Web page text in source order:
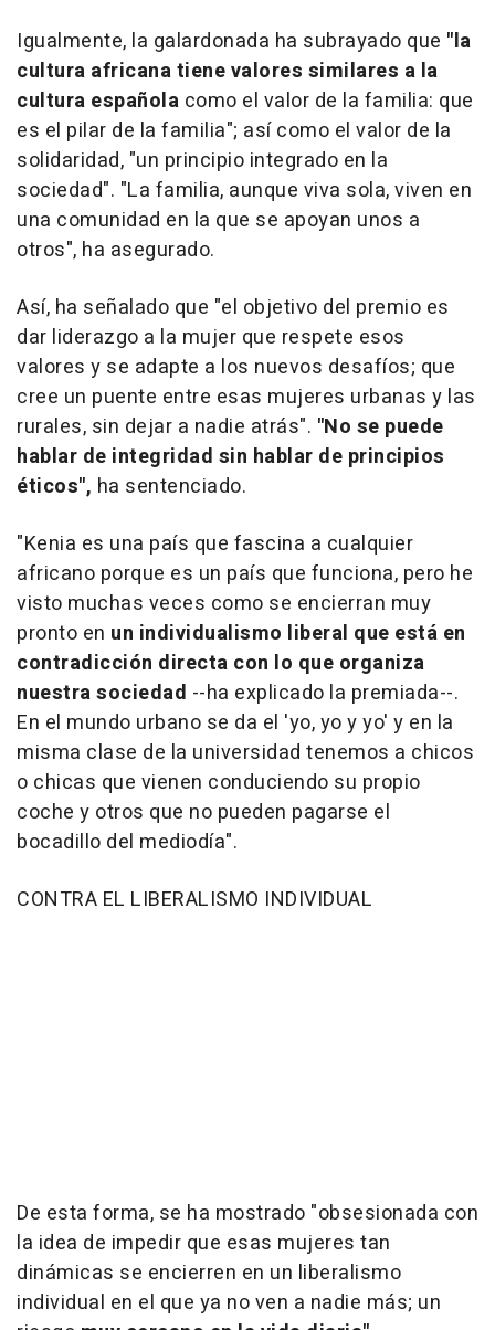
Igualmente, la galardonada ha subrayado que "la
cultura africana tiene valores similares a la
cultura española como el valor de la familia: que
es el pilar de la familia"; así como el valor de la
solidaridad, "un principio integrado en la
sociedad". "La familia, aunque viva sola, viven en
una comunidad en la que se apoyan unos a
otros", ha asegurado.
Así, ha señalado que "el objetivo del premio es
dar liderazgo a la mujer que respete esos
valores y se adapte a los nuevos desafíos; que
cree un puente entre esas mujeres urbanas y las
rurales, sin dejar a nadie atrás". "No se puede
hablar de integridad sin hablar de principios
éticos", ha sentenciado.
"Kenia es una país que fascina a cualquier
africano porque es un país que funciona, pero he
visto muchas veces como se encierran muy
pronto en un individualismo liberal que está en
contradicción directa con lo que organiza
nuestra sociedad --ha explicado la premiada--.
En el mundo urbano se da el 'yo, yo y yo' y en la
misma clase de la universidad tenemos a chicos
o chicas que vienen conduciendo su propio
coche y otros que no pueden pagarse el
bocadillo del mediodía".
CONTRA EL LIBERALISMO INDIVIDUAL
De esta forma, se ha mostrado "obsesionada con
la idea de impedir que esas mujeres tan
dinámicas se encierren en un liberalismo
individual en el que ya no ven a nadie más; un